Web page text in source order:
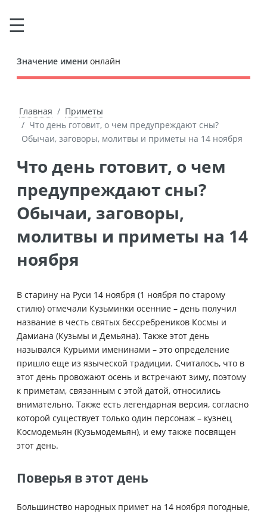
Значение имени онлайн
Главная
Приметы
Что день готовит, о чем предупреждают сны?
Обычаи, заговоры, молитвы и приметы на 14 ноября
Что день готовит, о чем
предупреждают сны?
Обычаи, заговоры,
молитвы и приметы на 14
ноября
В старину на Руси 14 ноября (1 ноября по старому
стилю) отмечали Кузьминки осенние – день получил
название в честь святых бессребреников Космы и
Дамиана (Кузьмы и Демьяна). Также этот день
назывался Курьими именинами – это определение
пришло еще из языческой традиции. Считалось, что в
этот день провожают осень и встречают зиму, поэтому
к приметам, связанным с этой датой, относились
внимательно. Также есть легендарная версия, согласно
которой существует только один персонаж – кузнец
Космодемьян (Кузьмодемьян), и ему также посвящен
этот день.
Поверья в этот день
Большинство народных примет на 14 ноября погодные,